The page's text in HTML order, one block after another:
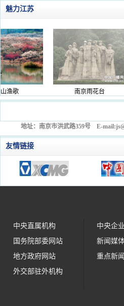
魅力江苏
歌 南京雨花台
地址：南京市洪武路359号 E-
友情链接
中央直属机构
国务院部委网站
地方政府网站
外交部驻外机构
中央企业
新闻媒
重点新